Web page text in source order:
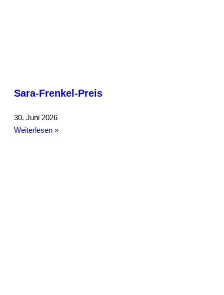
Sara-Frenkel-Preis
30. Juni 2026
Weiterlesen »